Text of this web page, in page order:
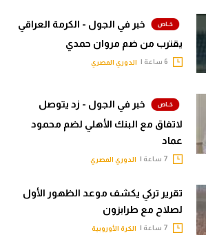
خبر في الجول - الكرمة العراقي
يقترب من ضم مروان حمدي
الدوري المصري
خبر في الجول - زد يتوصل
لاتفاق مع البنك الأهلي لضم محمود
عماد
الدوري المصري
تقرير تركي يكشف موعد الظهور الأول
لصلاح مع طرابزون
الكرة الأوروبية